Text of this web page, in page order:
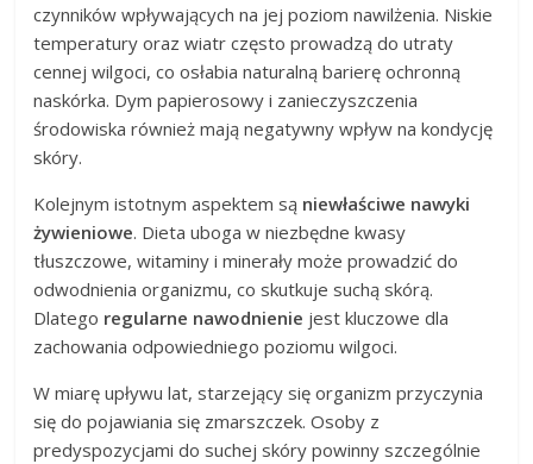
czynników wpływających na jej poziom nawilżenia. Niskie
temperatury oraz wiatr często prowadzą do utraty
cennej wilgoci, co osłabia naturalną barierę ochronną
naskórka. Dym papierosowy i zanieczyszczenia
środowiska również mają negatywny wpływ na kondycję
skóry.
Kolejnym istotnym aspektem są niewłaściwe nawyki
żywieniowe. Dieta uboga w niezbędne kwasy
tłuszczowe, witaminy i minerały może prowadzić do
odwodnienia organizmu, co skutkuje suchą skórą.
Dlatego regularne nawodnienie jest kluczowe dla
zachowania odpowiedniego poziomu wilgoci.
W miarę upływu lat, starzejący się organizm przyczynia
się do pojawiania się zmarszczek. Osoby z
predyspozycjami do suchej skóry powinny szczególnie